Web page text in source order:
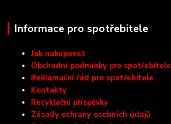
Informace pro spotřebitele
Jak nakupovat
Obchodní podmínky pro spotřebitele
Reklamační řád pro spotřebitele
Kontakty
Recyklační příspěvky
Zásady ochrany osobních údajů